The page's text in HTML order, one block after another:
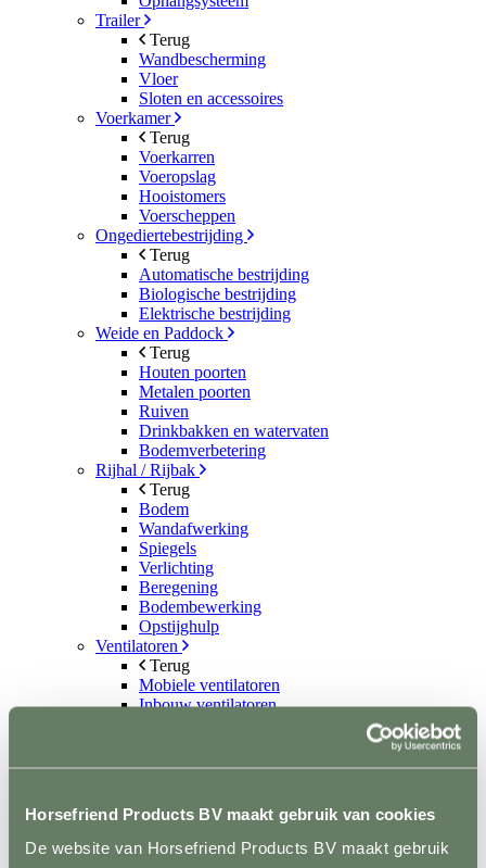
Horsefriend Products BV maakt gebruik van cookies
De website van Horsefriend Products BV maakt gebruik
Trailer
Terug
Wandbescherming
Vloer
Sloten en accessoires
Voerkamer
Terug
Voerkarren
Voeropslag
Hooistomers
Voerscheppen
Ongediertebestrijding
Terug
Automatische bestrijding
Biologische bestrijding
Elektrische bestrijding
Weide en Paddock
Terug
Houten poorten
Metalen poorten
Ruiven
Drinkbakken en watervaten
Bodemverbetering
Rijhal / Rijbak
Terug
Bodem
Wandafwerking
Spiegels
Verlichting
Beregening
Bodembewerking
Opstijghulp
Ventilatoren
Terug
Mobiele ventilatoren
Inbouw ventilatoren
Solaria
Verzorgingsproducten
Supplementen en Voer